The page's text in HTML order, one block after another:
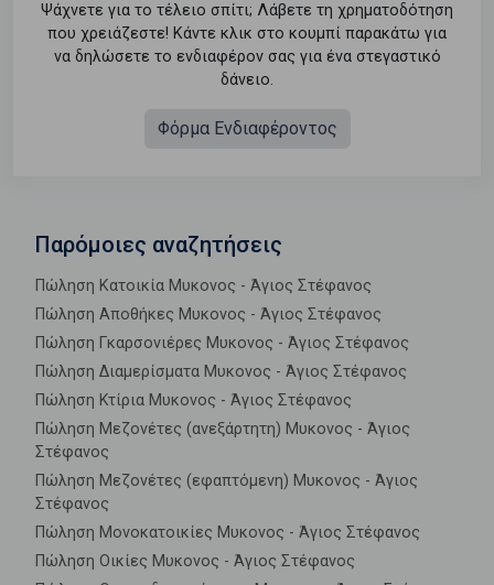
Ψάχνετε για το τέλειο σπίτι; Λάβετε τη χρηματοδότηση
που χρειάζεστε! Κάντε κλικ στο κουμπί παρακάτω για
να δηλώσετε το ενδιαφέρον σας για ένα στεγαστικό
δάνειο.
Φόρμα Ενδιαφέροντος
Παρόμοιες αναζητήσεις
Πώληση Κατοικία Μυκονος - Άγιος Στέφανος
Πώληση Αποθήκες Μυκονος - Άγιος Στέφανος
Πώληση Γκαρσονιέρες Μυκονος - Άγιος Στέφανος
Πώληση Διαμερίσματα Μυκονος - Άγιος Στέφανος
Πώληση Κτίρια Μυκονος - Άγιος Στέφανος
Πώληση Μεζονέτες (ανεξάρτητη) Μυκονος - Άγιος
Στέφανος
Πώληση Μεζονέτες (εφαπτόμενη) Μυκονος - Άγιος
Στέφανος
Πώληση Μονοκατοικίες Μυκονος - Άγιος Στέφανος
Πώληση Οικίες Μυκονος - Άγιος Στέφανος